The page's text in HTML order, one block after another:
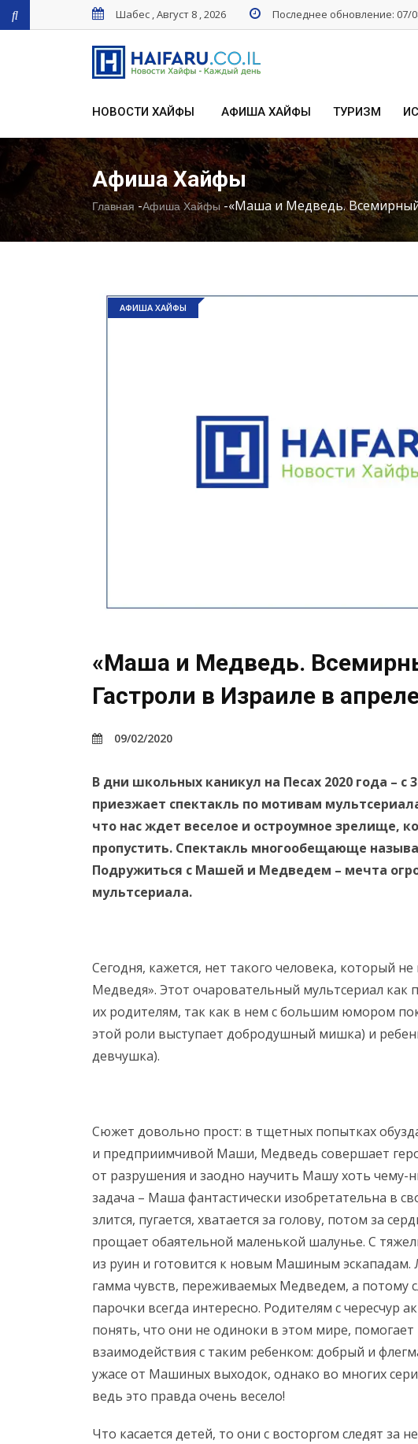
Шабес , Август 8 , 2026 Последнее обновление: 07/
НОВОСТИ ХАЙФЫ АФИША ХАЙФЫ ТУРИЗМ
Афиша Хайфы
Главная -Афиша Хайфы -«Маша и Медведь.
АФИША ХАЙФЫ
«Маша и Медведь.
Гастроли в Израиле в
09/02/2020
В дни школьных каникул на Песах 2020 года – с
приезжает спектакль по мотивам
что нас ждет веселое и остроумное зрелище,
пропустить. Спектакль многообещающе
Подружиться с Машей и Медведем – мечта
мультсериала.
Сегодня, кажется, нет такого человека, который
Медведя». Этот очаровательный мультсериал как
их родителям, так как в нем с большим юмором
этой роли выступает добродушный мишка) и
девчушка).
Сюжет довольно прост: в тщетных попытках
и предприимчивой Маши, Медведь совершает
от разрушения и заодно научить Машу хоть чему-
задача – Маша фантастически изобретательна в
злится, пугается, хватается за голову, потом за
прощает обаятельной маленькой шалунье. С
из руин и готовится к новым Машиным эскападам.
гамма чувств, переживаемых Медведем, а потому
парочки всегда интересно. Родителям с
понять, что они не одиноки в этом мире,
взаимодействия с таким ребенком: добрый и
ужасе от Машиных выходок, однако во многих
ведь это правда очень весело!
Что касается детей, то они с восторгом следят